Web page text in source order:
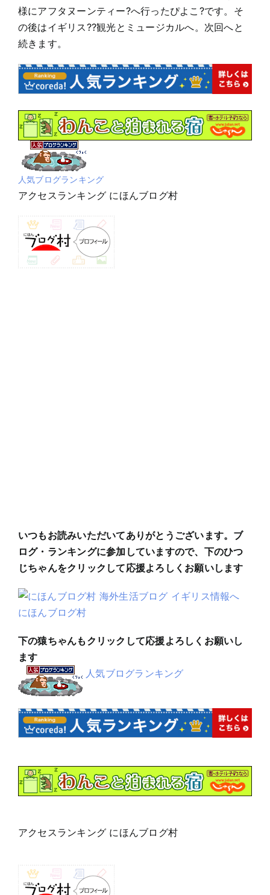
様にアフタヌーンティー?へ行ったぴよこ?です。そ
の後はイギリス??観光とミュージカルへ。次回へと
続きます。
人気ブログランキング
アクセスランキング にほんブログ村
いつもお読みいただいてありがとうございます。ブ
ログ・ランキングに参加していますので、下のひつ
じちゃんをクリックして応援よろしくお願いします
にほんブログ村
下の猿ちゃんもクリックして応援よろしくお願いし
ます
人気ブログランキング
アクセスランキング にほんブログ村